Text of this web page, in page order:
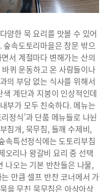
양한 묵 요리를 맛볼 수 있어
속도토리마을은 창문 밖으
서 계절마다 변해가는 산의
퀴 운동하고 온 사람들이나
의 부담 없는 식사를 위해서
계단과 지붕이 인상적인데
부가 모두 친숙하다. 메뉴는
정식’과 단품 메뉴들로 나뉜
침개, 묵무침, 들깨 수제비,
속특선정식에는 도토리부침
오리나 왕갈비 요리 중 선택
나오는 기본 반찬들은 나물,
만큼 셀프 반찬 코너에서 가
을 무친 묵무침은 아삭아삭